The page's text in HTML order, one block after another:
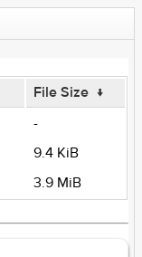
File Size ↓
-
9.4 KiB
3.9 MiB